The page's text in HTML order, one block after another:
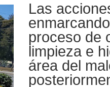
Las
proceso de
limpieza e
área del